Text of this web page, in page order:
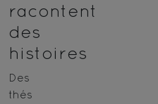
racontent
des
histoires
Des
thés